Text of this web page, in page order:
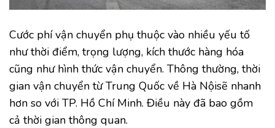
Cước phí vận chuyển phụ thuộc vào nhiều yếu tố
như thời điểm, trọng lượng, kích thước hàng hóa
cũng như hình thức vận chuyển. Thông thường, thời
gian vận chuyển từ Trung Quốc về Hà Nộisẽ nhanh
hơn so với TP. Hồ Chí Minh. Điều này đã bao gồm
cả thời gian thông quan.